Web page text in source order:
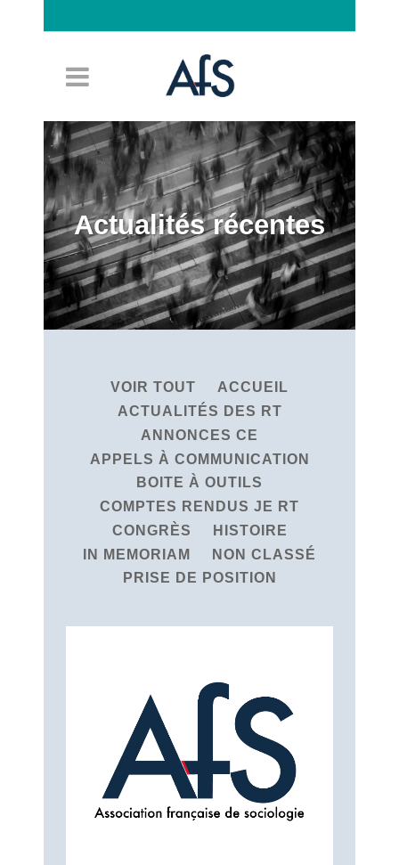
Actualités récentes
VOIR TOUT
ACCUEIL
ACTUALITÉS DES RT
ANNONCES CE
APPELS À COMMUNICATION
BOITE À OUTILS
COMPTES RENDUS JE RT
CONGRÈS
HISTOIRE
IN MEMORIAM
NON CLASSÉ
PRISE DE POSITION